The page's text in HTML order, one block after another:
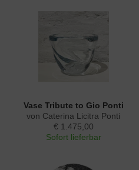
Vase Tribute to Gio Ponti
von Caterina Licitra Ponti
€ 1.475,00
Sofort lieferbar